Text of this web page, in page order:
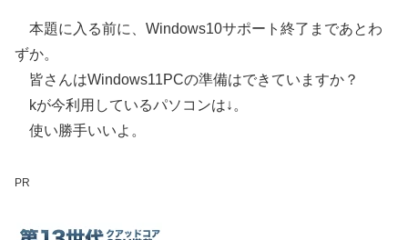
本題に入る前に、Windows10サポート終了まであとわ
ずか。
皆さんはWindows11PCの準備はできていますか？
kが今利用しているパソコンは↓。
使い勝手いいよ。
PR